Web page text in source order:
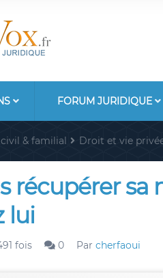
FORUM JURIDIQUE
& familial Droit et vie
récupérer sa
lui
fois 0 Par cherfaoui